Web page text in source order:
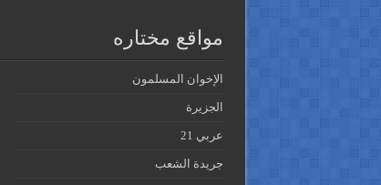
مواقع مختاره
الإخوان المسلمون
الجزيرة
عربي 21
جريدة الشعب